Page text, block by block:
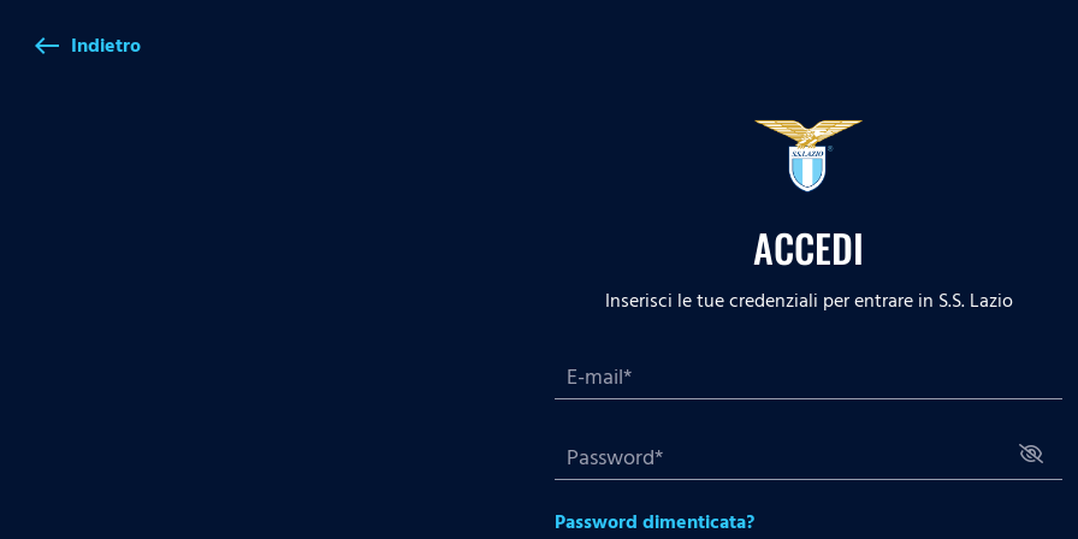
west Indietro
ACCEDI
Inserisci le tue credenziali per entrare in S.S. Lazio
Password dimenticata?